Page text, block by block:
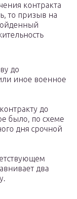
контракта
то призыв на
до
иное военное
до
было, по схеме
дня срочной
два